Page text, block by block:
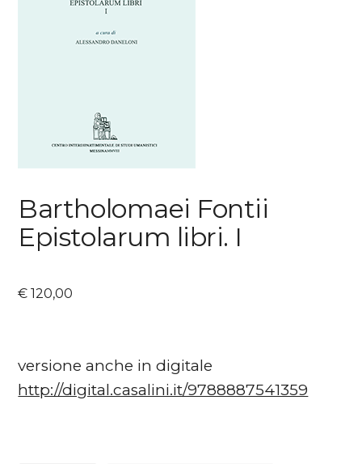
Bartholomaei Fontii
Epistolarum libri. I
€ 120,00
versione anche in digitale
http://digital.casalini.it/9788887541359